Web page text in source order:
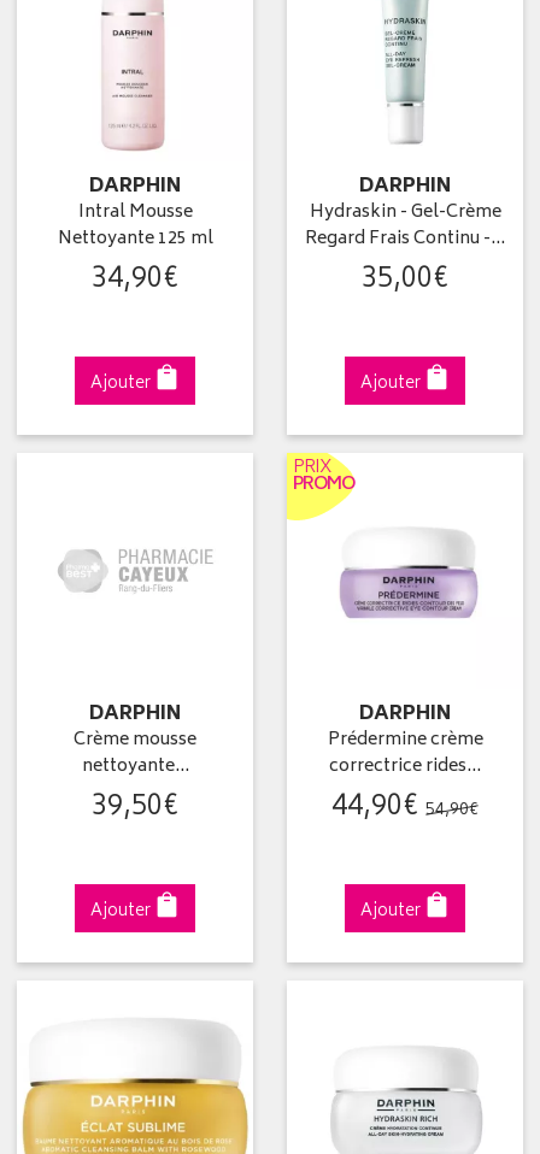
DARPHIN
Intral Mousse
Nettoyante 125 ml
34,90€
Ajouter
DARPHIN
Hydraskin - Gel-Crème
Regard Frais Continu -…
35,00€
Ajouter
DARPHIN
Crème mousse
nettoyante…
39,50€
Ajouter
PRIX
PROMO
DARPHIN
Prédermine crème
correctrice rides…
44,90€ 54,90€
Ajouter